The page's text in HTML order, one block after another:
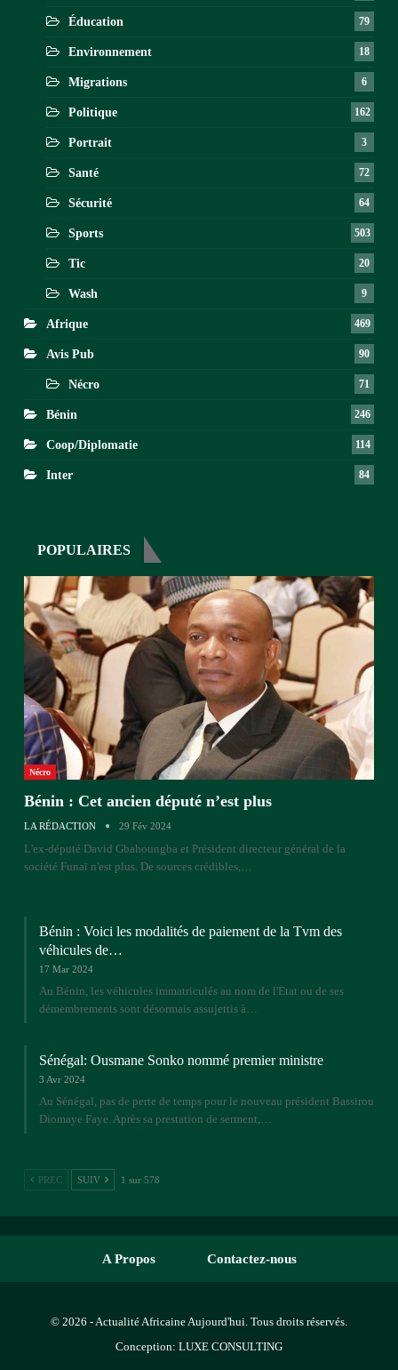
Éducation 79
Environnement 18
Migrations 6
Politique 162
Portrait 3
Santé 72
Sécurité 64
Sports 503
Tic 20
Wash 9
Afrique 469
Avis Pub 90
Nécro 71
Bénin 246
Coop/Diplomatie 114
Inter 84
POPULAIRES
Nécro
Bénin : Cet ancien député n’est plus
LA RÉDACTION 29 Fév 2024
L'ex-député David Gbahoungba et Président directeur général de la
société Funaï n'est plus. De sources crédibles,…
Bénin : Voici les modalités de paiement de la Tvm des
véhicules de…
17 Mar 2024
Au Bénin, les véhicules immatriculés au nom de l'Etat ou de ses
démembrements sont désormais assujettis à…
Sénégal: Ousmane Sonko nommé premier ministre
3 Avr 2024
Au Sénégal, pas de perte de temps pour le nouveau président Bassirou
Diomaye Faye. Après sa prestation de serment,…
PREC SUIV 1 sur 578
A Propos Contactez-nous
© 2026 - Actualité Africaine Aujourd'hui. Tous droits réservés.
Conception: LUXE CONSULTING